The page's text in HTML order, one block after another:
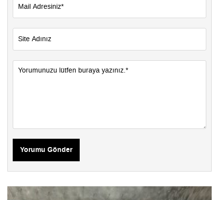
Yorumu Gönder